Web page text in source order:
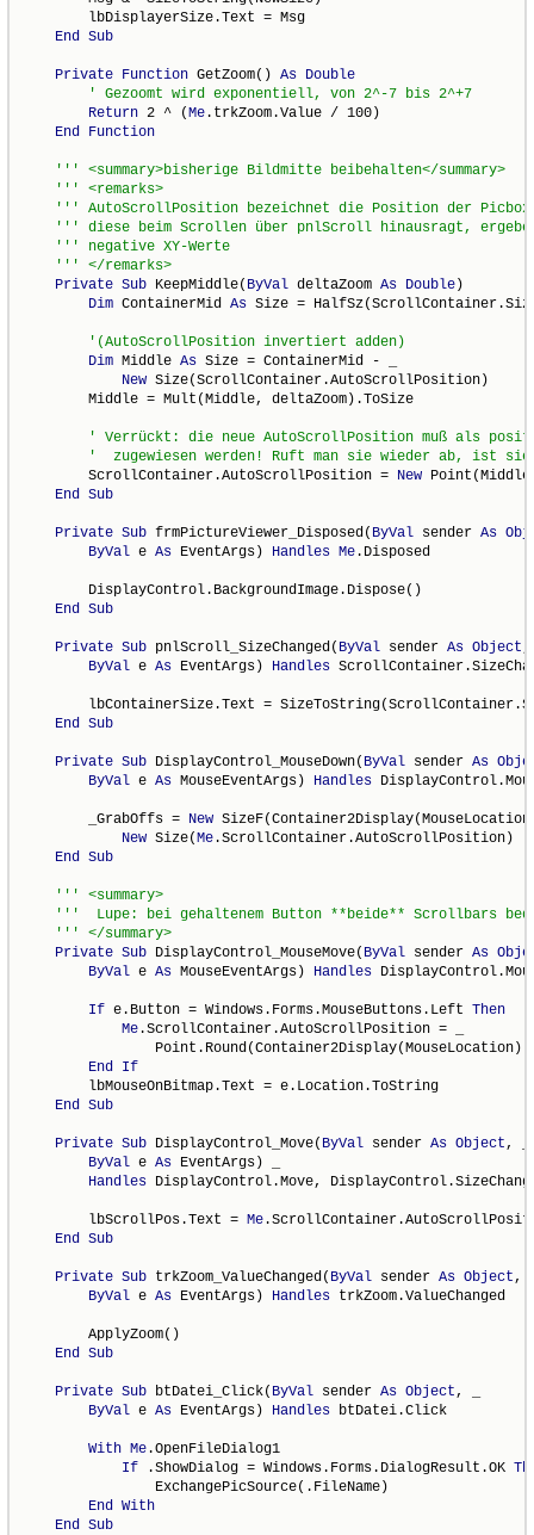
        lbDisplayerSize.Text = Msg
End Sub
Private Function GetZoom() As Double
Return 2 ^ (Me.trkZoom.Value / 100)
End Function
Private Sub KeepMiddle( ByVal deltaZoom As Double)
Dim ContainerMid As Size =
Dim Middle As Size = ContainerMid - _
New Size(ScrollContainer.AutoScrollPosition)
        Middle = Mult(Middle, deltaZoom).ToSize
        ScrollContainer.AutoScrollPosition =
New
End Sub
Private Sub frmPictureViewer_Disposed( ByVal sender As
ByVal e As EventArgs) Handles Me.Disposed
        DisplayControl.BackgroundImage.Dispose()
End Sub
Private Sub pnlScroll_SizeChanged( ByVal sender As Object,
ByVal e As EventArgs) Handles
lbContainerSize.Text =
End Sub
Private Sub DisplayControl_MouseDown( ByVal sender As
ByVal e As MouseEventArgs) Handles
        _GrabOffs =
New
New Size(Me.ScrollContainer.AutoScrollPosition)
End Sub
Private Sub DisplayControl_MouseMove( ByVal sender As
ByVal e As MouseEventArgs) Handles
If e.Button = Windows.Forms.MouseButtons.Left Then
Me.ScrollContainer.AutoScrollPosition = _
Point.Round(Container2Display(MouseLocation)
End If
        lbMouseOnBitmap.Text = e.Location.ToString
End Sub
Private Sub DisplayControl_Move( ByVal sender As Object, _
ByVal e As EventArgs) _
Handles DisplayControl.Move,
        lbScrollPos.Text =
Me
End Sub
Private Sub trkZoom_ValueChanged( ByVal sender As Object,
ByVal e As EventArgs) Handles trkZoom.ValueChanged
        ApplyZoom()
End Sub
Private Sub btDatei_Click( ByVal sender As Object, _
ByVal e As EventArgs) Handles btDatei.Click
With Me.OpenFileDialog1
If .ShowDialog = Windows.Forms.DialogResult.OK
                ExchangePicSource(.FileName)
End With
End Sub